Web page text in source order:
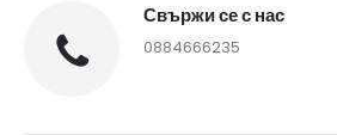
Свържи се с нас
0884666235